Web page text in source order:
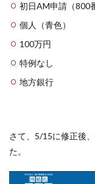
初日AM申請（800
個人（青色）
100万円
特例なし
地方銀行
さて、5/15に修正後
た。